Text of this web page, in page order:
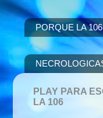
PORQUE LA
PLAY PARA
LA 106